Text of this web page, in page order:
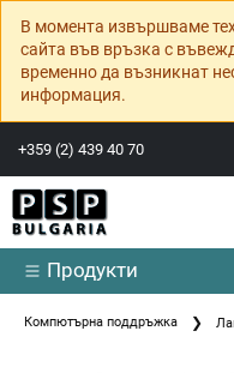
В момента извършваме
сайта във връзка с
временно да възникнат
информация.
+359 (2) 439 40 70
Продукти
Компютърна поддръжка